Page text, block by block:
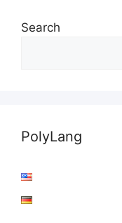
Search
PolyLang